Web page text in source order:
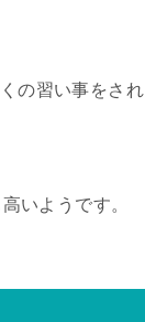
の習い事をされ
いようです。